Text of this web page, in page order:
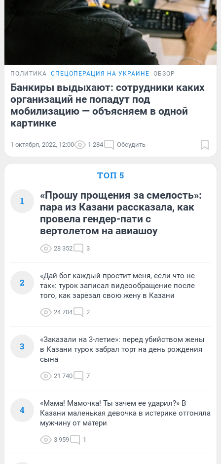
ПОЛИТИКА СПЕЦОПЕРАЦИЯ НА УКРАИНЕ ОБЗОР
Банкиры выдыхают: сотрудники каких
организаций не попадут под
мобилизацию — объясняем в одной
картинке
1 октября, 2022, 12:00 1 284 Обсудить
ТОП 5
1
«Прошу прощения за смелость»:
пара из Казани рассказала, как
провела гендер-пати с
вертолетом на авиашоу
28 352 3
2
«Дай бог каждый простит меня, если что не
так»: турок записал видеообращение после
того, как зарезал свою жену в Казани
24 704 2
3
«Заказали на 3-летие»: перед убийством жены
в Казани турок забрал торт на день рождения
сына
21 740 7
4
«Мама! Мамочка! Ты зачем ее ударил?» В
Казани маленькая девочка в истерике отгоняла
мужчину от матери
3 959 1